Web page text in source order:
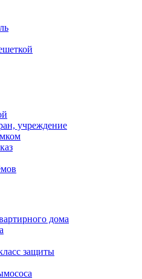
учреждение
дома
защиты